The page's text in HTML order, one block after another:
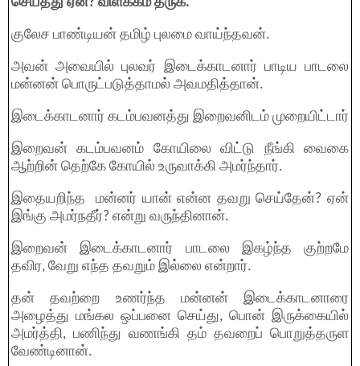
குலேச பாண்டியன் தமிழ் புலமை வாய்ந்தவன்.
அவன் அவையில் புலவர் இடைக்காடனார் பாடிய பாடலை
மன்னன் பொருட்படுத்தாமல் அவமதித்தான்.
இடைக்காடனார் கடம்பவனத்து இறைவனிடம் முறையிட்டார்
இறைவன் கடம்பவனம் கோயிலை விட்டு நீங்கி வைகை
ஆற்றின் தெற்கே கோயில் உருவாக்கி அமர்ந்தார்.
இதையறிந்த மன்னர் யான் என்ன தவறு செய்தேன்? ஏன்
இங்கு அமர்நதீர்? என்று வருந்தினான்.
இறைவன் இடைக்காடனார் பாடலை இகழ்ந்த குற்றமே
தவிர, வேறு எந்த தவறும் இல்லை என்றார்.
தன் தவற்றை உணர்ந்த மன்னன் இடைக்காடனாரை
அழைத்து மங்கல ஒப்பனை செய்து, பொன் இருக்கையில்
அமர்த்தி, பணிந்து வணங்கி தம் தவறைப் பொறுத்தருள
வேண்டினான்.